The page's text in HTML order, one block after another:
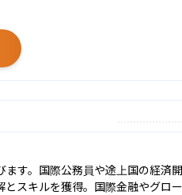
す。国際公務員や途上国の経済
スキルを獲得。国際金融やグロ